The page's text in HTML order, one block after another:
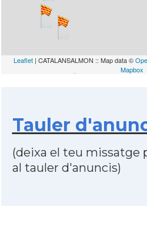
Leaflet | CATALANSALMON :: Map data ©
Mapbox
Tauler
(deixa el teu missatge
al tauler d'anuncis)